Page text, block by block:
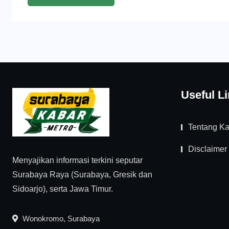
Menyajikan informasi terkini seputar
Surabaya Raya (Surabaya, Gresik dan
Sidoarjo), serta Jawa Timur.
Wonokromo, Surabaya
Useful
Tentang
Disclaimer